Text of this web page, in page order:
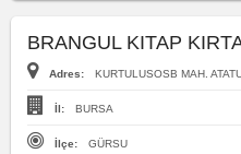
BRANGUL KITAP
Adres: KURTULUSOSB MAH.
İl: BURSA
İlçe: GÜRSU